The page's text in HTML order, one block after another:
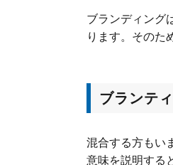
ブランディング
ります。そのた
ブランテ
混合する方もい
意味を説明する